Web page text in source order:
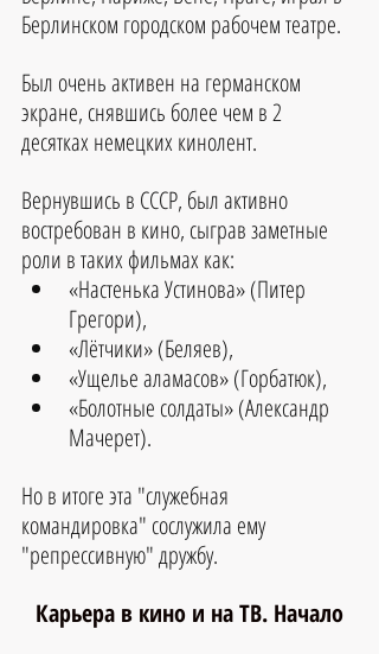
Берлинском городском рабочем театре.
Был очень активен на германском
экране, снявшись более чем в 2
десятках немецких кинолент.
Вернувшись в СССР, был активно
востребован в кино, сыграв заметные
роли в таких фильмах как:
«Настенька Устинова» (Питер
Грегори),
«Лётчики» (Беляев),
«Ущелье аламасов» (Горбатюк),
«Болотные солдаты» (Александр
Мачерет).
Но в итоге эта "служебная
командировка" сослужила ему
"репрессивную" дружбу.
Карьера в кино и на ТВ. Начало